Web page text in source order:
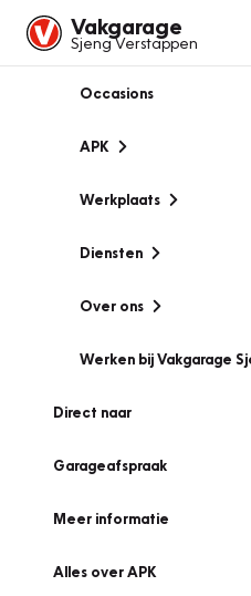
Vakgarage
Sjeng Verstappen
Occasions
APK
Werkplaats
Diensten
Over ons
Werken bij Vakgarage
Direct naar
Garageafspraak
Meer informatie
Alles over APK